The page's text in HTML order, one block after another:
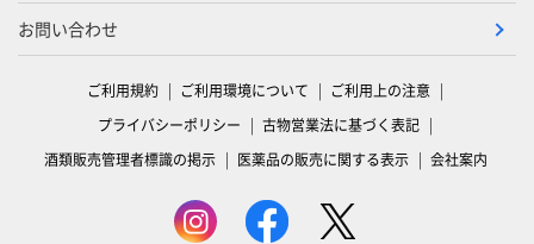
お問い合わせ
ご利用規約 ご利用環境について
ご利用上の注意
プライバシーポリシー
古物営業法に基づく表記
酒類販売管理者標識の掲示
医薬品の販売に関する表示 会社案内